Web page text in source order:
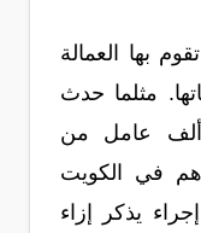
بها العمالة
مثلما حدث
قام ألف عامل من
في الكويت
يذكر إزاء